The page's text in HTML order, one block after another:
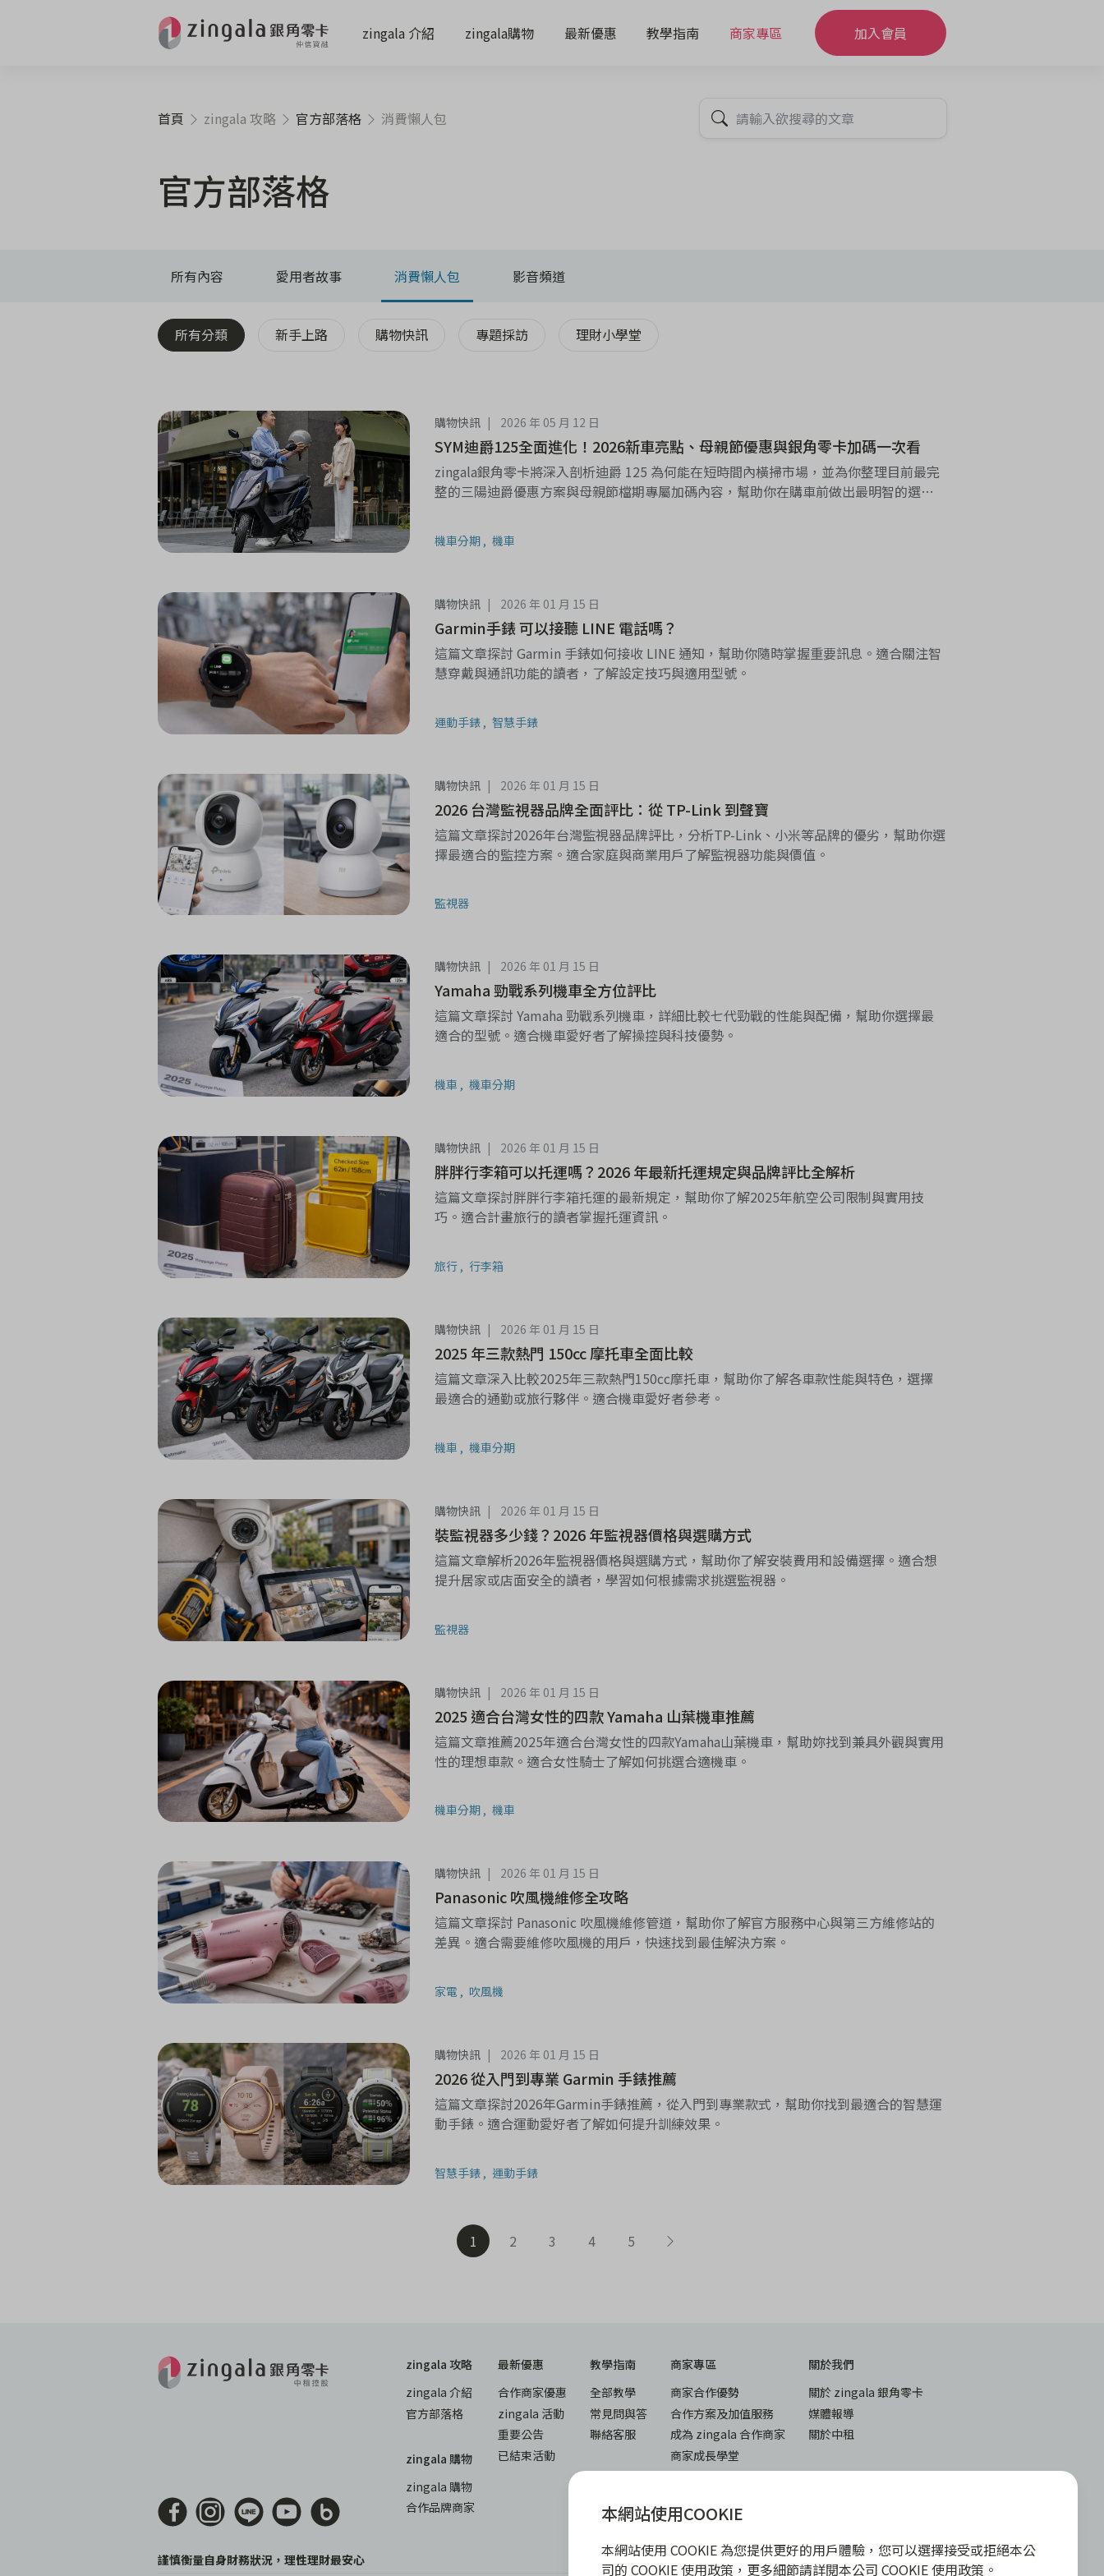
zingala 介紹 zingala購物 最新優惠 教學指南 商家專區 加入會員
首頁 zingala 攻略 官方部落格 消費懶人包
官方部落格
所有內容 愛用者故事 消費懶人包 影音頻道
所有分類 新手上路 購物快訊 專題採訪 理財小學堂
購物快訊 2026 年 05 月 12 日
SYM迪爵125全面進化！2026新車亮點、母親節優惠與銀角零卡加碼一次看
zingala銀角零卡將深入剖析迪爵 125 為何能在短時間內橫掃市場，並為你整理目前最完
整的三陽迪爵優惠方案與母親節檔期專屬加碼內容，幫助你在購車前做出最明智的選
機車分期 機車
購物快訊 2026 年 01 月 15 日
Garmin手錶 可以接聽 LINE 電話嗎？
這篇文章探討 Garmin 手錶如何接收 LINE 通知，幫助你隨時掌握重要訊息。適合關注智
慧穿戴與通訊功能的讀者，了解設定技巧與適用型號。
運動手錶 智慧手錶
購物快訊 2026 年 01 月 15 日
2026 台灣監視器品牌全面評比：從 TP-Link 到聲寶
這篇文章探討2026年台灣監視器品牌評比，分析TP-Link、小米等品牌的優劣，幫助你選
擇最適合的監控方案。適合家庭與商業用戶了解監視器功能與價值。
監視器
購物快訊 2026 年 01 月 15 日
Yamaha 勁戰系列機車全方位評比
這篇文章探討 Yamaha 勁戰系列機車，詳細比較七代勁戰的性能與配備，幫助你選擇最
適合的型號。適合機車愛好者了解操控與科技優勢。
機車 機車分期
購物快訊 2026 年 01 月 15 日
胖胖行李箱可以托運嗎？2026 年最新托運規定與品牌評比全解析
這篇文章探討胖胖行李箱托運的最新規定，幫助你了解2025年航空公司限制與實用技
巧。適合計畫旅行的讀者掌握托運資訊。
旅行 行李箱
購物快訊 2026 年 01 月 15 日
2025 年三款熱門 150cc 摩托車全面比較
這篇文章深入比較2025年三款熱門150cc摩托車，幫助你了解各車款性能與特色，選擇
最適合的通勤或旅行夥伴。適合機車愛好者參考。
機車 機車分期
購物快訊 2026 年 01 月 15 日
裝監視器多少錢？2026 年監視器價格與選購方式
這篇文章解析2026年監視器價格與選購方式，幫助你了解安裝費用和設備選擇。適合想
提升居家或店面安全的讀者，學習如何根據需求挑選監視器。
監視器
購物快訊 2026 年 01 月 15 日
2025 適合台灣女性的四款 Yamaha 山葉機車推薦
這篇文章推薦2025年適合台灣女性的四款Yamaha山葉機車，幫助妳找到兼具外觀與實用
性的理想車款。適合女性騎士了解如何挑選合適機車。
機車分期 機車
購物快訊 2026 年 01 月 15 日
Panasonic 吹風機維修全攻略
這篇文章探討 Panasonic 吹風機維修管道，幫助你了解官方服務中心與第三方維修站的
差異。適合需要維修吹風機的用戶，快速找到最佳解決方案。
家電 吹風機
購物快訊 2026 年 01 月 15 日
2026 從入門到專業 Garmin 手錶推薦
這篇文章探討2026年Garmin手錶推薦，從入門到專業款式，幫助你找到最適合的智慧運
動手錶。適合運動愛好者了解如何提升訓練效果。
智慧手錶 運動手錶
1 2 3 4 5
zingala 攻略
zingala 介紹
官方部落格
zingala 購物
zingala 購物
合作品牌商家
最新優惠
合作商家優惠
zingala 活動
重要公告
已結束活動
教學指南
全部教學
常見問與答
聯絡客服
商家專區
商家合作優勢
合作方案及加值服務
成為 zingala 合作商家
商家成長學堂
商家常見問與答
關於我們
關於 zingala 銀角零卡
媒體報導
關於中租
謹慎衡量自身財務狀況，理性理財最安心
本網站使用COOKIE
本網站使用 COOKIE 為您提供更好的用戶體驗，您可以選擇接受或拒絕本公
司的 COOKIE 使用政策，更多細節請詳閱本公司 COOKIE 使用政策。